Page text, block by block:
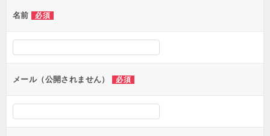
ー
シ
ン
名前 必須
メール（公開されません） 必須